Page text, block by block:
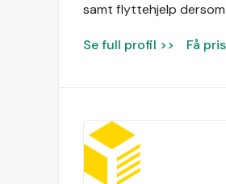
samt flyttehjelp
Se full profil >> Få